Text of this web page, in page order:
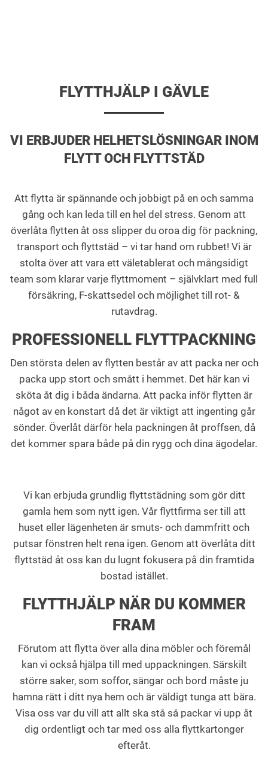
FLYTTHJÄLP I GÄVLE
VI ERBJUDER HELHETSLÖSNINGAR INOM
FLYTT OCH FLYTTSTÄD
Att flytta är spännande och jobbigt på en och samma
gång och kan leda till en hel del stress. Genom att
överlåta flytten åt oss slipper du oroa dig för packning,
transport och flyttstäd – vi tar hand om rubbet! Vi är
stolta över att vara ett väletablerat och mångsidigt
team som klarar varje flyttmoment – självklart med full
försäkring, F-skattsedel och möjlighet till rot- &
rutavdrag.
PROFESSIONELL FLYTTPACKNING
Den största delen av flytten består av att packa ner och
packa upp stort och smått i hemmet. Det här kan vi
sköta åt dig i båda ändarna. Att packa inför flytten är
något av en konstart då det är viktigt att ingenting går
sönder. Överlåt därför hela packningen åt proffsen, då
det kommer spara både på din rygg och dina ägodelar.
Vi kan erbjuda grundlig flyttstädning som gör ditt
gamla hem som nytt igen. Vår flyttfirma ser till att
huset eller lägenheten är smuts- och dammfritt och
putsar fönstren helt rena igen. Genom att överlåta ditt
flyttstäd åt oss kan du lugnt fokusera på din framtida
bostad istället.
FLYTTHJÄLP NÄR DU KOMMER
FRAM
Förutom att flytta över alla dina möbler och föremål
kan vi också hjälpa till med uppackningen. Särskilt
större saker, som soffor, sängar och bord måste ju
hamna rätt i ditt nya hem och är väldigt tunga att bära.
Visa oss var du vill att allt ska stå så packar vi upp åt
dig ordentligt och tar med oss alla flyttkartonger
efteråt.